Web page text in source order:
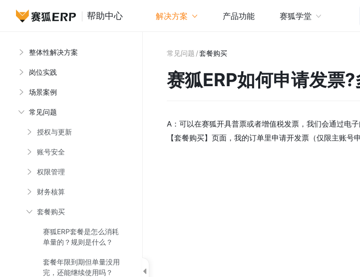
帮助中心 解决方案 产品功能 赛狐学堂
赛狐ERP如何申请发票?多久能
常见问题 /套餐购买
赛狐ERP如何申请发票
A：可以在赛狐开具普票或者增值税发票，我们会通过电
【套餐购买】页面，我的订单里申请开发票（仅限主账号
整体性解决方案
岗位实践
场景案例
常见问题
授权与更新
账号安全
权限管理
财务核算
套餐购买
赛狐ERP套餐是怎么消耗
单量的？规则是什么？
套餐年限到期但单量没用
完，还能继续使用吗？